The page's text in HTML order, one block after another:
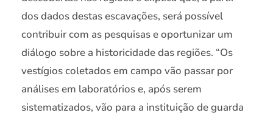
dos dados destas escavações, será possível
contribuir com as pesquisas e oportunizar um
diálogo sobre a historicidade das regiões. “Os
vestígios coletados em campo vão passar por
análises em laboratórios e, após serem
sistematizados, vão para a instituição de guarda